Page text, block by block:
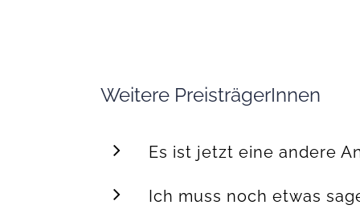
Weitere PreisträgerInnen
Es ist jetzt eine andere
Ich muss noch etwas